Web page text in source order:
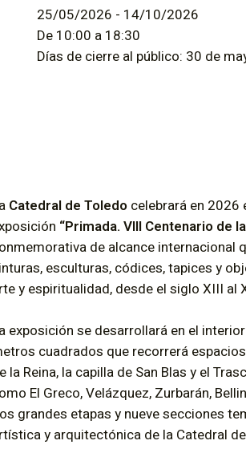
25/05/2026 - 14/10/2026
De 10:00 a 18:30
Días de cierre al público: 30 de
Catedral de Toledocelebrará en 2026
“Primada. VIII Centenario de
de alcance internacional
esculturas, códices, tapices y
y espiritualidad, desde el siglo XIII al
exposición se desarrollará en el
cuadrados que recorrerá
la Reina, la capilla de San Blas y el
El Greco, Velázquez, Zurbarán,
grandes etapas y nueve secciones
y arquitectónica de la Catedral